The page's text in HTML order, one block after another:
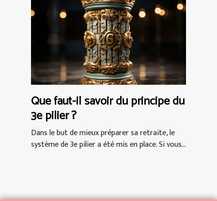
Que faut-il savoir du principe du
3e pilier ?
Dans le but de mieux préparer sa retraite, le
système de 3e pilier a été mis en place. Si vous...